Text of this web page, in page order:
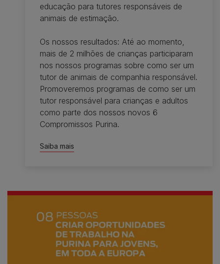
educação para tutores responsáveis de
animais de estimação.
Os nossos resultados: Até ao momento,
mais de 2 milhões de crianças participaram
nos nossos programas sobre como ser um
tutor de animais de companhia responsável.
Promoveremos programas de como ser um
tutor responsável para crianças e adultos
como parte dos nossos novos 6
Compromissos Purina.
Saiba mais